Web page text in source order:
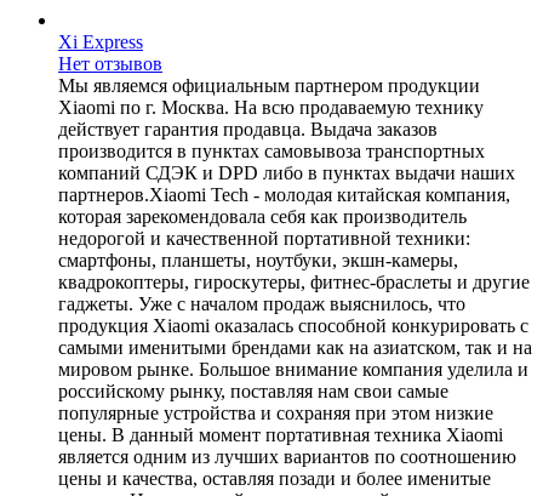
Xi Express
Нет отзывов
Мы являемся официальным партнером продукции
Xiaomi по г. Москва. На всю продаваемую технику
действует гарантия продавца. Выдача заказов
производится в пунктах самовывоза транспортных
компаний СДЭК и DPD либо в пунктах выдачи наших
партнеров.Xiaomi Tech - молодая китайская компания,
которая зарекомендовала себя как производитель
недорогой и качественной портативной техники:
смартфоны, планшеты, ноутбуки, экшн-камеры,
квадрокоптеры, гироскутеры, фитнес-браслеты и другие
гаджеты. Уже с началом продаж выяснилось, что
продукция Xiaomi оказалась способной конкурировать с
самыми именитыми брендами как на азиатском, так и на
мировом рынке. Большое внимание компания уделила и
российскому рынку, поставляя нам свои самые
популярные устройства и сохраняя при этом низкие
цены. В данный момент портативная техника Xiaomi
является одним из лучших вариантов по соотношению
цены и качества, оставляя позади и более именитые